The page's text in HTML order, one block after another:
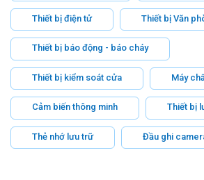
Thiết bị điện tử Thiết bị Văn
Thiết bị báo động - báo cháy
Thiết bị kiểm soát cửa Máy
Cảm biến thông minh Thiết bị
Thẻ nhớ lưu trữ Đầu ghi